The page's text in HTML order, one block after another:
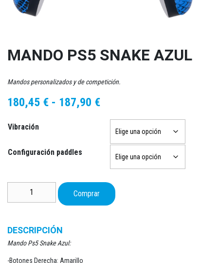
MANDO PS5 SNAKE AZUL
Mandos personalizados y de competición.
180,45 € - 187,90 €Rango
precios:
desde
180,45 €
hasta
187,90 €
Vibración
Configuración paddles
Mando Ps5 Snake Azul cantidad
Comprar
DESCRIPCIÓN
Mando Ps5 Snake Azul:
-Botones Derecha: Amarillo